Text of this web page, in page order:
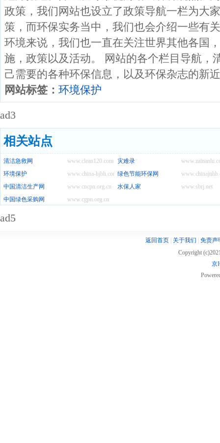
政策，我们网站也设立了政策导航一栏为大
策，而环保实务当中，我们也会介绍一些有
环境来说，我们也一直在关注世界其他各国
施，政策以及活动。 网站的各个栏目导航，
己需要的各种环保信息，以及环保杂志的新
网站标签： 环境保护
ad3
相关站点
www.clean120.com
清洁急救网
灾难录
www.china-hjbh.com
环境保护
绿色节能环保网
www.cncpn.org.cn
中国清洁生产网 www.sbrj.net
水保人家
www.cgpn.org.cn
中国绿色采购网
ad5
返回首页| 关于我们
免责声
Copyright
京